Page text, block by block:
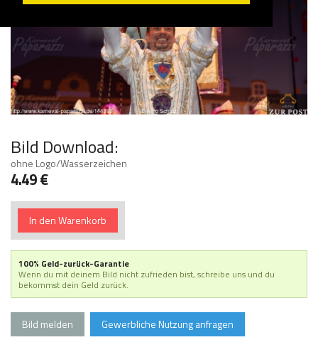
Bild Download:
ohne Logo/Wasserzeichen
4.49 €
In den Warenkorb
100% Geld-zurück-Garantie
Wenn du mit deinem Bild nicht zufrieden bist, schreibe uns und du
bekommst dein Geld zurück.
Bild melden Gewerbliche Nutzung anfragen